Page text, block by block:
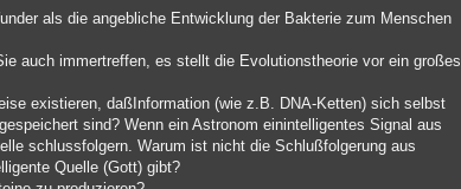
als die angebliche Entwicklung der Bakterie zum Menschen
auch immertreffen, es stellt die Evolutionstheorie vor ein großes
existieren, daßInformation (wie z.B. DNA-Ketten) sich selbst
sind? Wenn ein Astronom einintelligentes Signal aus
schlussfolgern. Warum ist nicht die Schlußfolgerung aus
Quelle (Gott) gibt?